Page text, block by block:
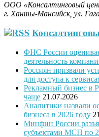
ООО «Консалтинговый
г. Ханты-Мансийск, ул.
ФНС России
деятельность
Россиян призвали
для доступа к
Рекламный бизнес в
чаще 21.07.2026
Аналитики назвали
бизнеса в 2026 году
Минфин России
субъектами МСП по